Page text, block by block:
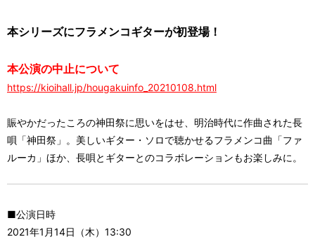
本シリーズにフラメンコギターが初登場！
本公演の中止について
https://kioihall.jp/hougakuinfo_20210108.html
賑やかだったころの神田祭に思いをはせ、明治時代に作曲された長
唄「神田祭」。美しいギター・ソロで聴かせるフラメンコ曲「ファ
ルーカ」ほか、長唄とギターとのコラボレーションもお楽しみに。
■公演日時
2021年1月14日（木）13:30